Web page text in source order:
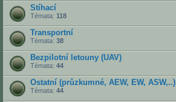
Stíhací
Témata: 118
Transportní
Témata: 38
Bezpilotní letouny (UAV)
Témata: 44
Ostatní (průzkumné, AEW, EW, ASW,..)
Témata: 44